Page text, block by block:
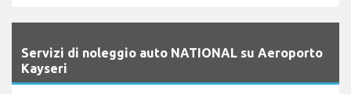
Servizi di noleggio auto NATIONAL su Aeroporto
Kayseri